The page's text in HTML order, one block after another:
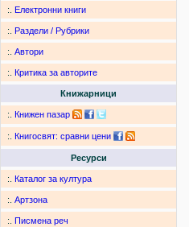
:. Електронни книги
:. Раздели / Рубрики
:. Автори
:. Критика за авторите
Книжарници
:. Книжен пазар
:. Книгосвят: сравни цени
Ресурси
:. Каталог за култура
:. Артзона
:. Писмена реч